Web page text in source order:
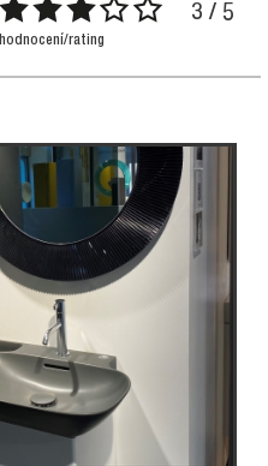
3 / 5
hodnocení/rating